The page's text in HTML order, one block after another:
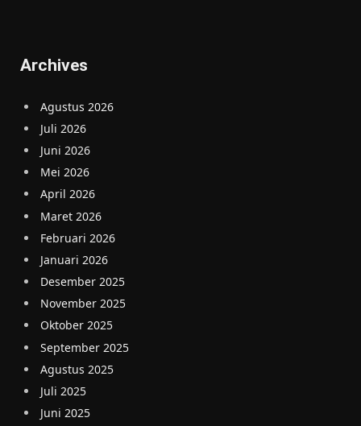
Archives
Agustus 2026
Juli 2026
Juni 2026
Mei 2026
April 2026
Maret 2026
Februari 2026
Januari 2026
Desember 2025
November 2025
Oktober 2025
September 2025
Agustus 2025
Juli 2025
Juni 2025